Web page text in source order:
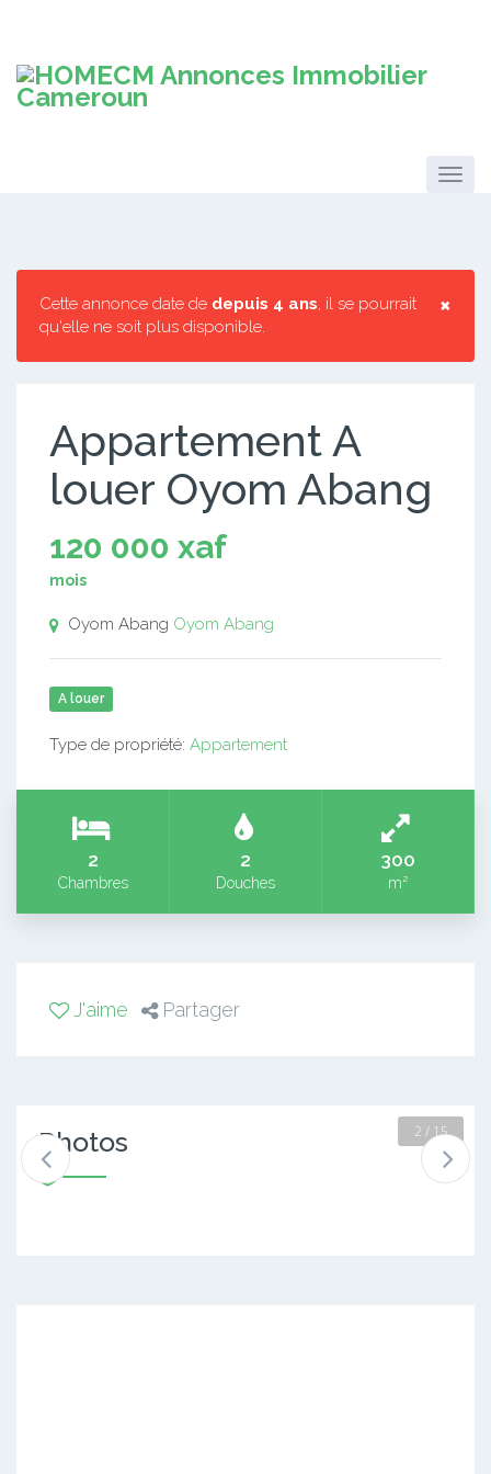
×
Cette annonce date de depuis 4 ans, il se pourrait
qu'elle ne soit plus disponible.
Appartement A
louer Oyom Abang
120 000 xaf
mois
Oyom Abang Oyom Abang
A louer
Type de propriété: Appartement
2
Chambres
2
Douches
300
m²
J'aime Partager
Photos 2 / 15